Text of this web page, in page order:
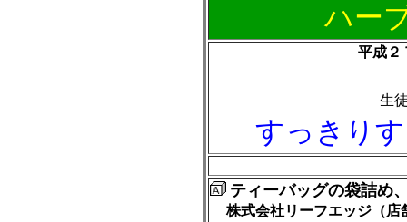
ハーブ
平成２
生
すっきり
ティーバッグの袋詰め
株式会社リーフエッジ（